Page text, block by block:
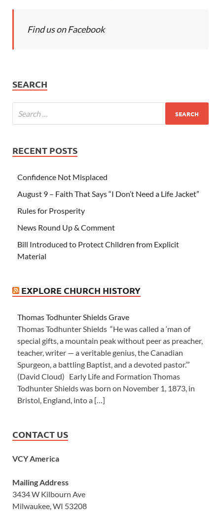
Find us on Facebook
SEARCH
RECENT POSTS
Confidence Not Misplaced
August 9 – Faith That Says “I Don’t Need a Life Jacket”
Rules for Prosperity
News Round Up & Comment
Bill Introduced to Protect Children from Explicit
Material
EXPLORE CHURCH HISTORY
Thomas Todhunter Shields Grave
Thomas Todhunter Shields “He was called a ‘man of
special gifts, a mountain peak without peer as preacher,
teacher, writer — a veritable genius, the Canadian
Spurgeon, a battling Baptist, and a devoted pastor.’”
(David Cloud) Early Life and Formation Thomas
Todhunter Shields was born on November 1, 1873, in
Bristol, England, into a […]
CONTACT US
VCY America
Mailing Address
3434 W Kilbourn Ave
Milwaukee, WI 53208